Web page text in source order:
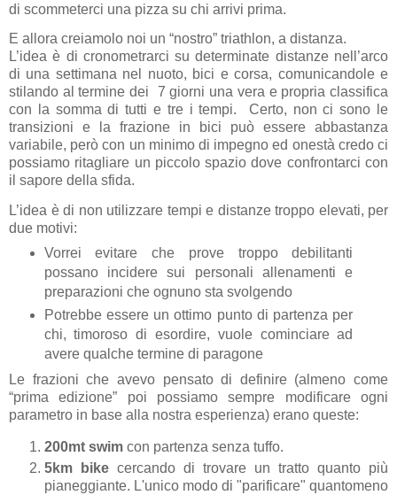
di scommeterci una pizza su chi arrivi prima.
E allora creiamolo noi un “nostro” triathlon, a distanza.
L’idea è di cronometrarci su determinate distanze nell’arco
di una settimana nel nuoto, bici e corsa, comunicandole e
stilando al termine dei 7 giorni una vera e propria classifica
con la somma di tutti e tre i tempi. Certo, non ci sono le
transizioni e la frazione in bici può essere abbastanza
variabile, però con un minimo di impegno ed onestà credo ci
possiamo ritagliare un piccolo spazio dove confrontarci con
il sapore della sfida.
L’idea è di non utilizzare tempi e distanze troppo elevati, per
due motivi:
Vorrei evitare che prove troppo debilitanti
possano incidere sui personali allenamenti e
preparazioni che ognuno sta svolgendo
Potrebbe essere un ottimo punto di partenza per
chi, timoroso di esordire, vuole cominciare ad
avere qualche termine di paragone
Le frazioni che avevo pensato di definire (almeno come
“prima edizione” poi possiamo sempre modificare ogni
parametro in base alla nostra esperienza) erano queste:
200mt swim con partenza senza tuffo.
5km
bike cercando di trovare un tratto quanto più
pianeggiante. L'unico modo di "parificare" quantomeno